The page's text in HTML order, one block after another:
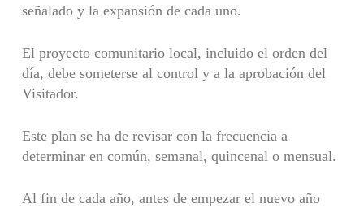
señalado y la expansión de cada uno.
El proyecto comunitario local, incluido el orden del
día, debe someterse al control y a la aproba­ción del
Visitador.
Este plan se ha de revisar con la frecuencia a
determinar en común, semanal, quincenal o mensual.
Al fin de cada año, antes de empezar el nuevo año